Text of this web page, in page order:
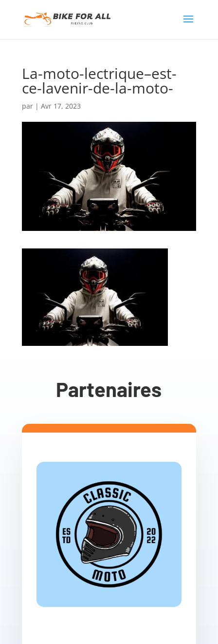
La-moto-lectrique–est-
ce-lavenir-de-la-moto-
par | Avr 17, 2023
Partenaires